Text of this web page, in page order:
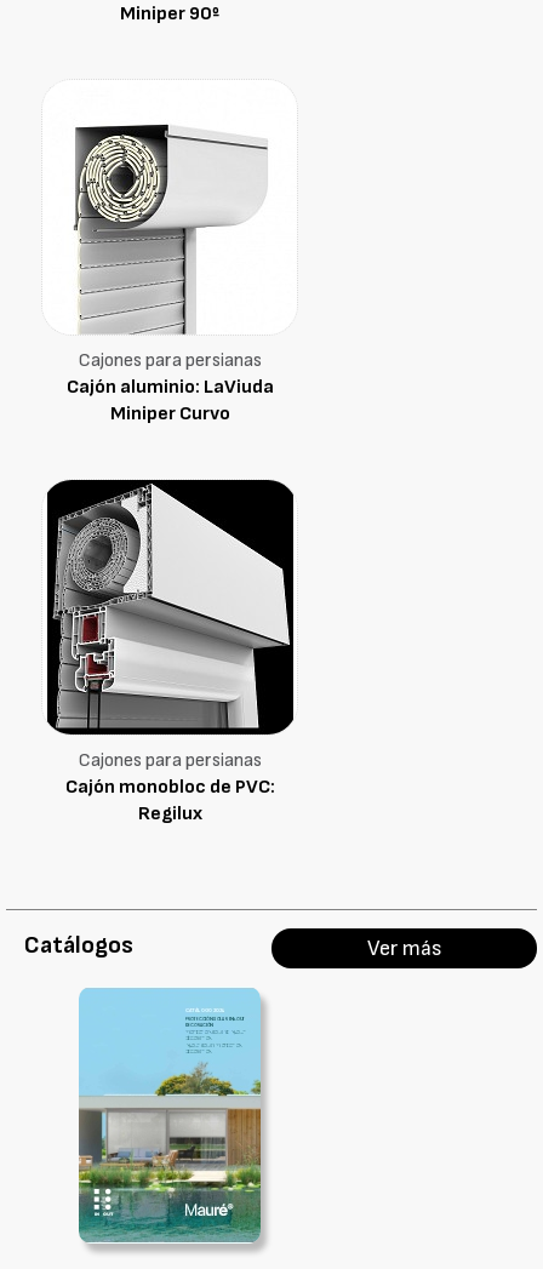
Miniper 90º
Cajones para persianas
Cajón aluminio: LaViuda
Miniper Curvo
Cajones para persianas
Cajón monobloc de PVC:
Regilux
Catálogos Ver más